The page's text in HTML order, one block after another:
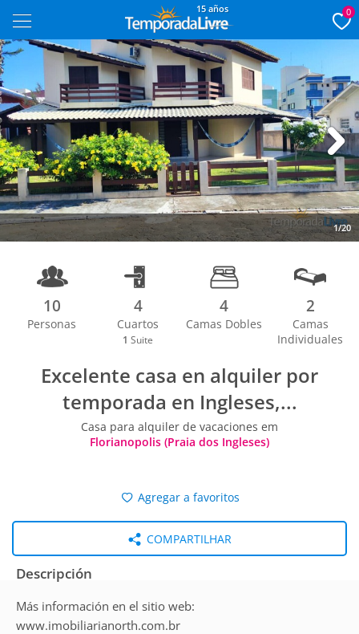
15 años 0
1/20
Next
10
Personas
4
Cuartos
1 Suite
4
Camas Dobles
2
Camas
Individuales
Excelente casa en alquiler por
temporada en Ingleses,...
Casa para alquiler de vacaciones em
Florianopolis (Praia dos Ingleses)
Agregar a favoritos
COMPARTILHAR
Descripción
Más información en el sitio web:
www.imobiliarianorth.com.br